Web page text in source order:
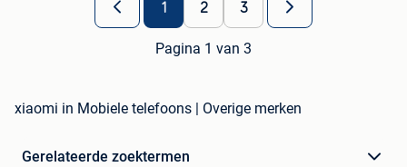
1 2 3
Pagina 1 van 3
xiaomi in Mobiele telefoons | Overige merken
Gerelateerde zoektermen